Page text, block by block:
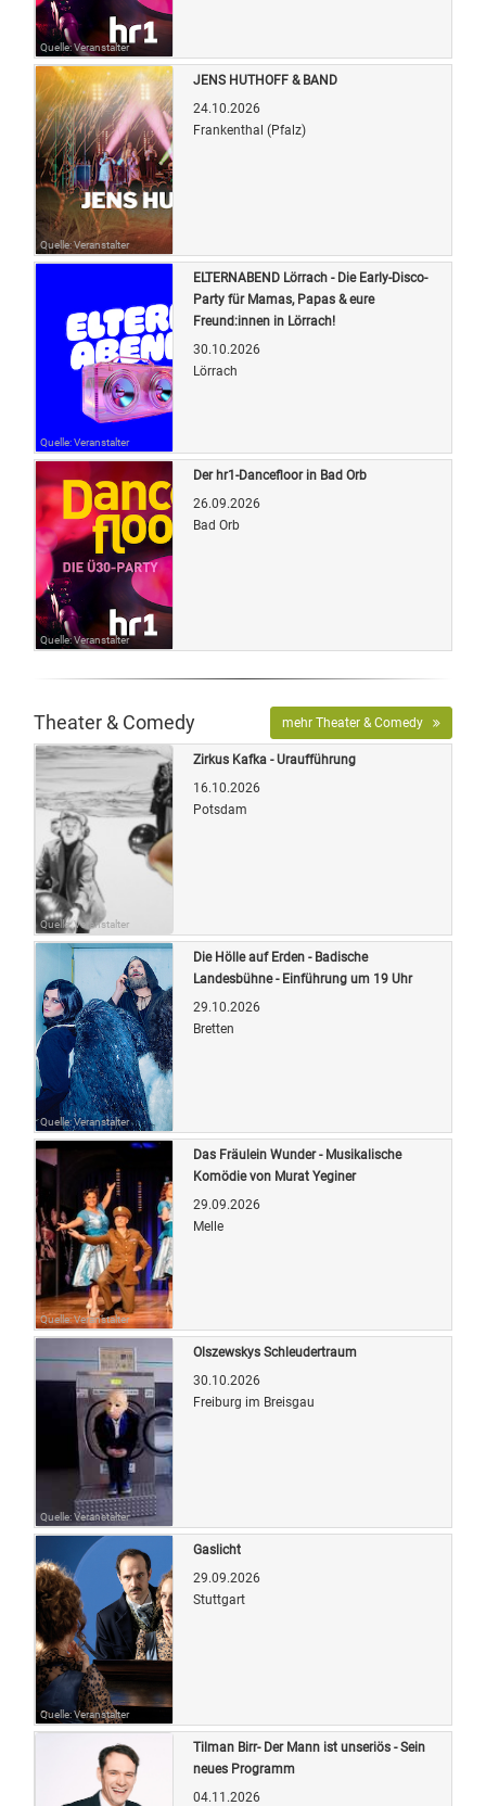
Quelle: Veranstalter
Quelle: Veranstalter
JENS HUTHOFF & BAND
24.10.2026
Frankenthal (Pfalz)
Quelle: Veranstalter
ELTERNABEND Lörrach - Die Early-Disco-
Party für Mamas, Papas & eure
Freund:innen in Lörrach!
30.10.2026
Lörrach
Quelle: Veranstalter
Der hr1-Dancefloor in Bad Orb
26.09.2026
Bad Orb
Theater & Comedy mehr Theater & Comedy
Quelle: Veranstalter
Zirkus Kafka - Uraufführung
16.10.2026
Potsdam
Quelle: Veranstalter
Die Hölle auf Erden - Badische
Landesbühne - Einführung um 19 Uhr
29.10.2026
Bretten
Quelle: Veranstalter
Das Fräulein Wunder - Musikalische
Komödie von Murat Yeginer
29.09.2026
Melle
Quelle: Veranstalter
Olszewskys Schleudertraum
30.10.2026
Freiburg im Breisgau
Quelle: Veranstalter
Gaslicht
29.09.2026
Stuttgart
Tilman Birr- Der Mann ist unseriös - Sein
neues Programm
04.11.2026